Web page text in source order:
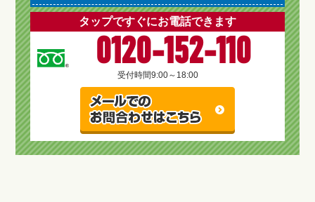
タップですぐにお電話できます
0120-152-110
受付時間9:00～18:00